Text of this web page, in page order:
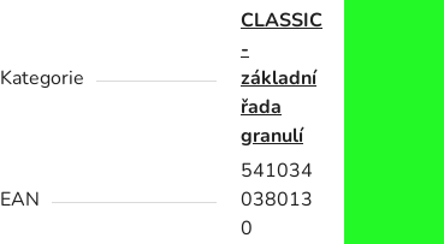
Kategorie
CLASSIC
-
základní
řada
granulí
EAN
541034
038013
0